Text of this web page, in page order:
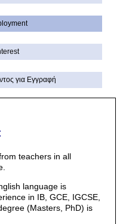
για Εγγραφή
teachers in all
language is
in ΙΒ, GCE, IGCSE,
(Masters, PhD) is